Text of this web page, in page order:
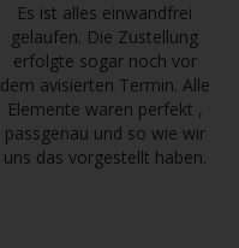
Es ist alles einwandfrei
gelaufen. Die Zustellung
erfolgte sogar noch vor
dem avisierten Termin. Alle
Elemente waren perfekt ,
passgenau und so wie wir
uns das vorgestellt haben.